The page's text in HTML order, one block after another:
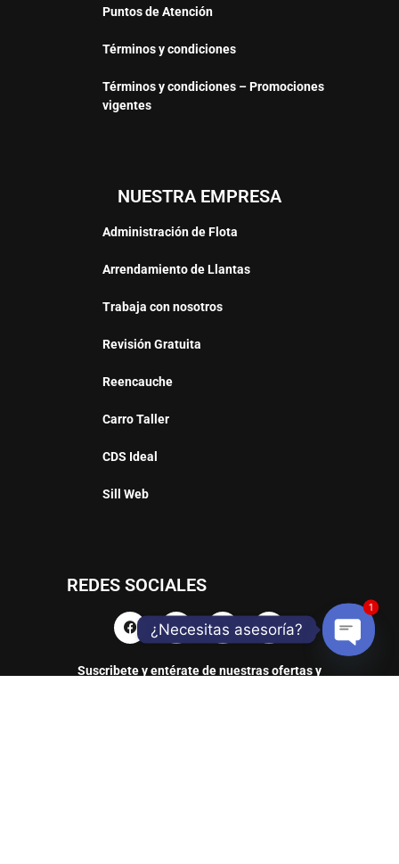
Puntos de Atención
Términos y condiciones
Términos y condiciones – Promociones
vigentes
NUESTRA EMPRESA
Administración de Flota
Arrendamiento de Llantas
Trabaja con nosotros
Revisión Gratuita
Reencauche
Carro Taller
CDS Ideal
Sill Web
REDES SOCIALES
Suscribete y entérate de nuestras ofertas y
¿Necesitas asesoría?
Open
1